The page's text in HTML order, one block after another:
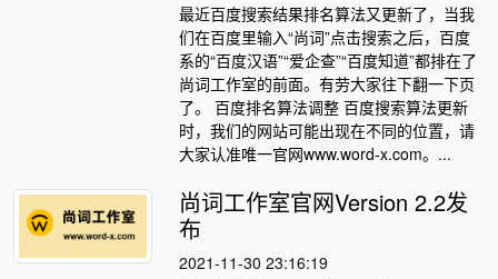
最近百度搜索结果排名算法又更新了，当我
们在百度里输入“尚词”点击搜索之后，百度
系的“百度汉语”“爱企查”“百度知道”都排在了
尚词工作室的前面。有劳大家往下翻一下页
了。 百度排名算法调整 百度搜索算法更新
时，我们的网站可能出现在不同的位置，请
大家认准唯一官网www.word-x.com。...
尚词工作室官网Version 2.2发
布
2021-11-30 23:16:19